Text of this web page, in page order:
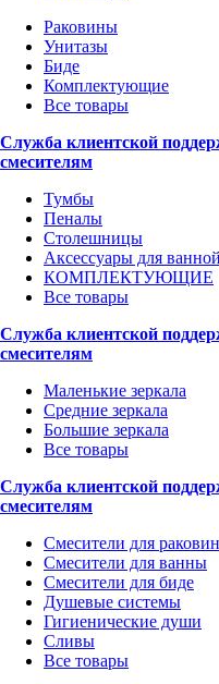
Раковины
Унитазы
Биде
Комплектующие
Все товары
Служба клиентской
смесителям
Тумбы
Пеналы
Столешницы
Аксессуары для
КОМПЛЕКТУЮЩИЕ
Все товары
Служба клиентской
смесителям
Маленькие зеркала
Средние зеркала
Большие зеркала
Все товары
Служба клиентской
смесителям
Смесители для
Смесители для ванны
Смесители для биде
Душевые системы
Гигиенические души
Сливы
Все товары